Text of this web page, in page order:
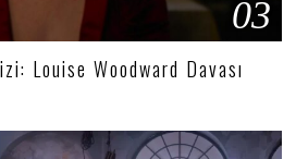
03
Louise Woodward Davası